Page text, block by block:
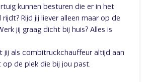
kunnen besturen die er in het
Rijd jij liever alleen maar op de
jij graag dicht bij huis? Alles is
jij als combitruckchauffeur altijd aan
de plek die bij jou past.